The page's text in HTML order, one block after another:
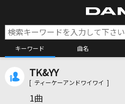
キーワード 曲名
TK&YY
[ ティーケーアンドワイワイ ]
1曲